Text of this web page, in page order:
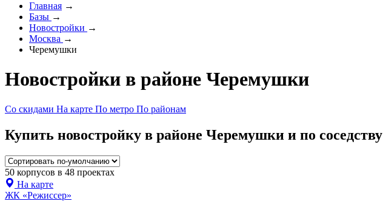
Главная →
Базы →
Новостройки →
Москва →
Черемушки
Новостройки в районе Черемушки
Со скидами На карте По метро По районам
Купить новостройку в районе Черемушки и по соседству
50 корпусов в 48 проектах
На карте
ЖК «Режиссер»